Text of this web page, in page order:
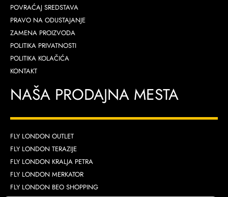
POVRAĆAJ SREDSTAVA
PRAVO NA ODUSTAJANJE
ZAMENA PROIZVODA
POLITIKA PRIVATNOSTI
POLITIKA KOLAČIĆA
KONTAKT
NAŠA PRODAJNA MESTA
FLY LONDON OUTLET
FLY LONDON TERAZIJE
FLY LONDON KRALJA PETRA
FLY LONDON MERKATOR
FLY LONDON BEO SHOPPING